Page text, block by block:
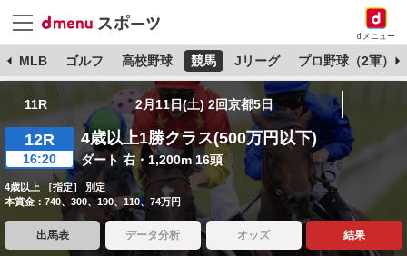
dメニュー
MLB ゴルフ 高校野球 競馬 Jリーグ プロ野球（2軍）
11R 2月11日(土) 2回京都5日
12R
16:20
4歳以上1勝クラス(500万円以下)
ダート 右・1,200m 16頭
4歳以上 ［指定］ 別定
本賞金：740、300、190、110、74万円
出馬表 データ分析 オッズ 結果